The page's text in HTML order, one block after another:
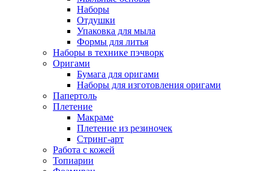
Наборы
Отдушки
Упаковка для мыла
Формы для литья
Наборы в технике пэчворк
Оригами
Бумага для оригами
Наборы для изготовления оригами
Папертоль
Плетение
Макраме
Плетение из резиночек
Стринг-арт
Работа с кожей
Топиарии